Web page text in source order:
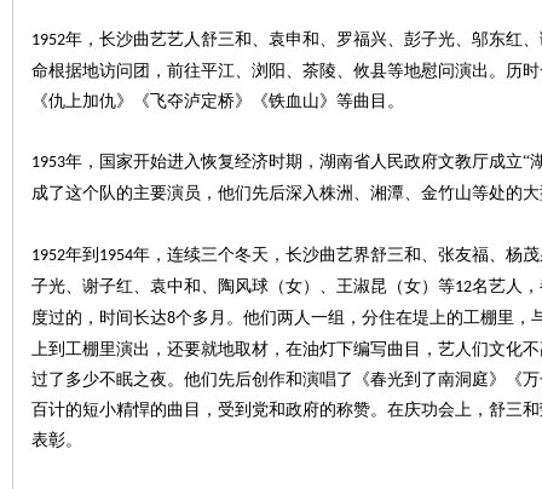
1952年，长沙曲艺艺人舒三和、袁申和、罗福兴、彭子光、邬东红
命根据地访问团，前往平江、浏阳、茶陵、攸县等地慰问演出。历
《仇上加仇》《飞夺泸定桥》《铁血山》等曲目。
1953年，国家开始进入恢复经济时期，湖南省人民政府文教厅成立“
成了这个队的主要演员，他们先后深入株洲、湘潭、金竹山等处的
1952年到 1954年，连续三个冬天，长沙曲艺界舒三和、张友福、杨
子光、谢子红、袁中和、陶风球（女）、王淑昆（女）等12名艺人
度过的，时间长达8个多月。他们两人一组，分住在堤上的工棚里，
上到工棚里演出，还要就地取材，在油灯下编写曲目，艺人们文化
过了多少不眠之夜。他们先后创作和演唱了《春光到了南洞庭》《
百计的短小精悍的曲目，受到党和政府的称赞。在庆功会上，舒三
表彰。